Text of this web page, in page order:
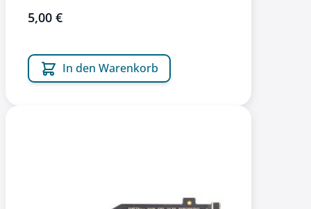
5,00 €
In den Warenkorb